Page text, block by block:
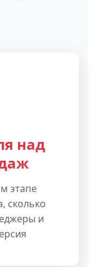
над
этапе
сколько
и